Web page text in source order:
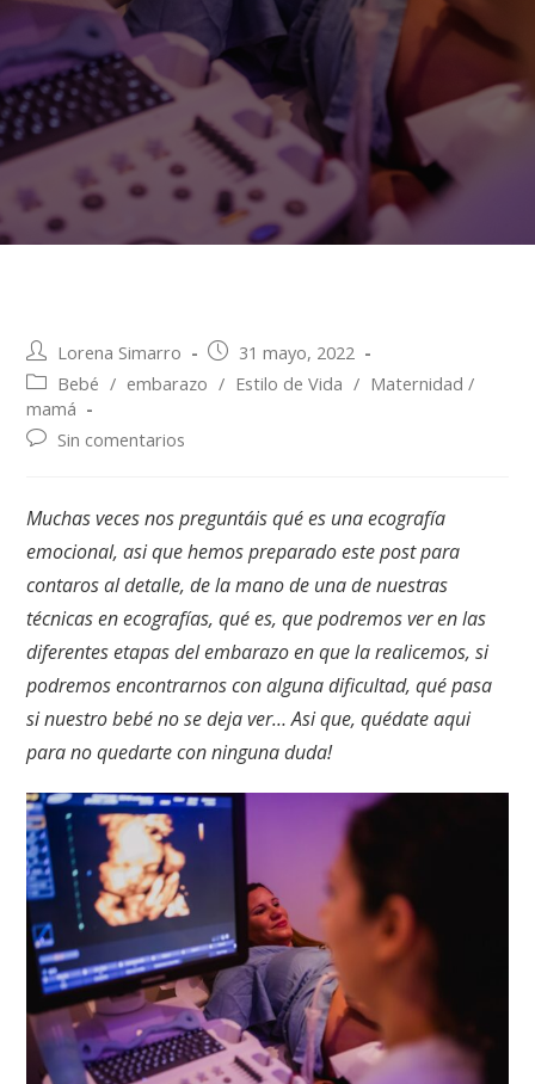
Lorena Simarro
31 mayo, 2022
Bebé / embarazo / Estilo de Vida / Maternidad /
mamá
Sin comentarios
Muchas veces nos preguntáis qué es una ecografía
emocional, asi que hemos preparado este post para
contaros al detalle, de la mano de una de nuestras
técnicas en ecografías, qué es, que podremos ver en las
diferentes etapas del embarazo en que la realicemos, si
podremos encontrarnos con alguna dificultad, qué pasa
si nuestro bebé no se deja ver… Asi que, quédate aqui
para no quedarte con ninguna duda!